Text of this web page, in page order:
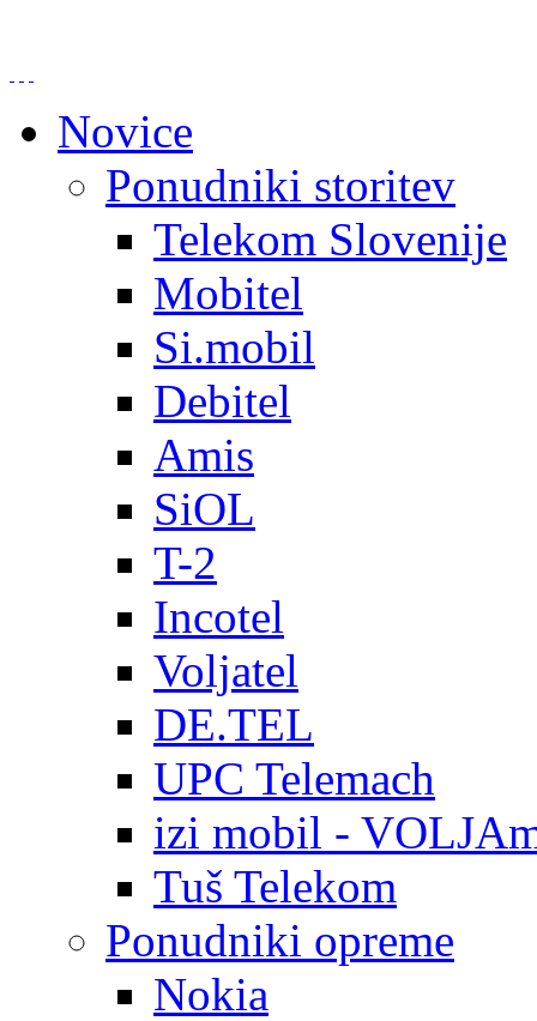
Novice
Ponudniki storitev
Telekom Slovenije
Mobitel
Si.mobil
Debitel
Amis
SiOL
T-2
Incotel
Voljatel
DE.TEL
UPC Telemach
izi mobil -
Tuš Telekom
Ponudniki opreme
Nokia